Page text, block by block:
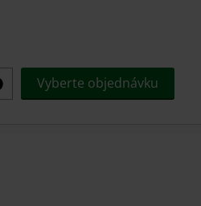
Vyberte objednávku